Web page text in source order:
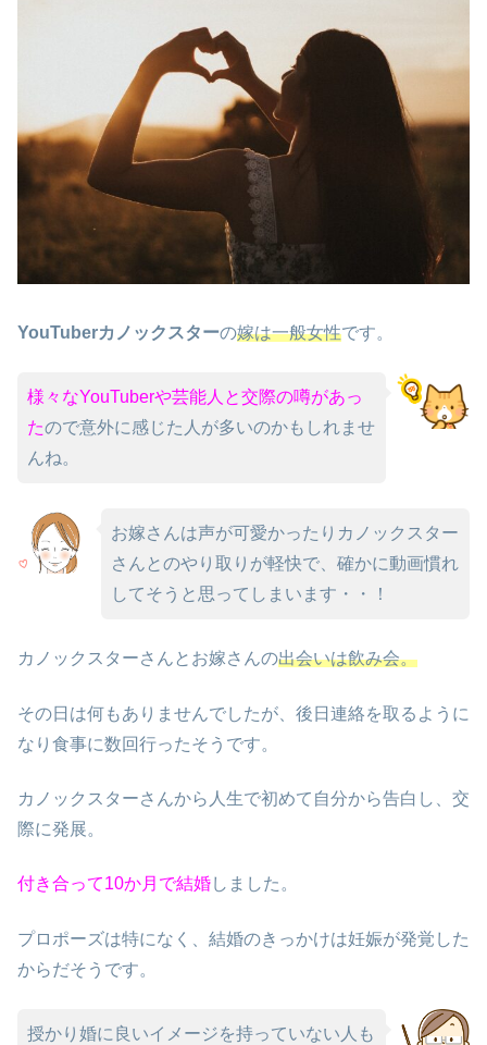
YouTuberカノックスターの嫁は一般女性です。
様々なYouTuberや芸能人と交際の噂があっ
たので意外に感じた人が多いのかもしれませ
んね。
お嫁さんは声が可愛かったりカノックスター
さんとのやり取りが軽快で、確かに動画慣れ
してそうと思ってしまいます・・！
カノックスターさんとお嫁さんの出会いは飲み会。
その日は何もありませんでしたが、後日連絡を取るように
なり食事に数回行ったそうです。
カノックスターさんから人生で初めて自分から告白し、交
際に発展。
付き合って10か月で結婚しました。
プロポーズは特になく、結婚のきっかけは妊娠が発覚した
からだそうです。
授かり婚に良いイメージを持っていない人も